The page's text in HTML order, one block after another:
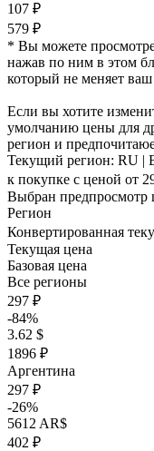
107 ₽
579 ₽
* Вы можете
нажав по ним в этом
который не меняет
Если вы хотите
умолчанию цены для
регион и
Текущий регион: RU |
к покупке с ценой от
Выбран предпросмотр
Регион
Конвертированная
Текущая цена
Базовая цена
Все регионы
297 ₽
-84%
3.62 $
1896 ₽
Аргентина
297 ₽
-26%
5612 AR$
402 ₽